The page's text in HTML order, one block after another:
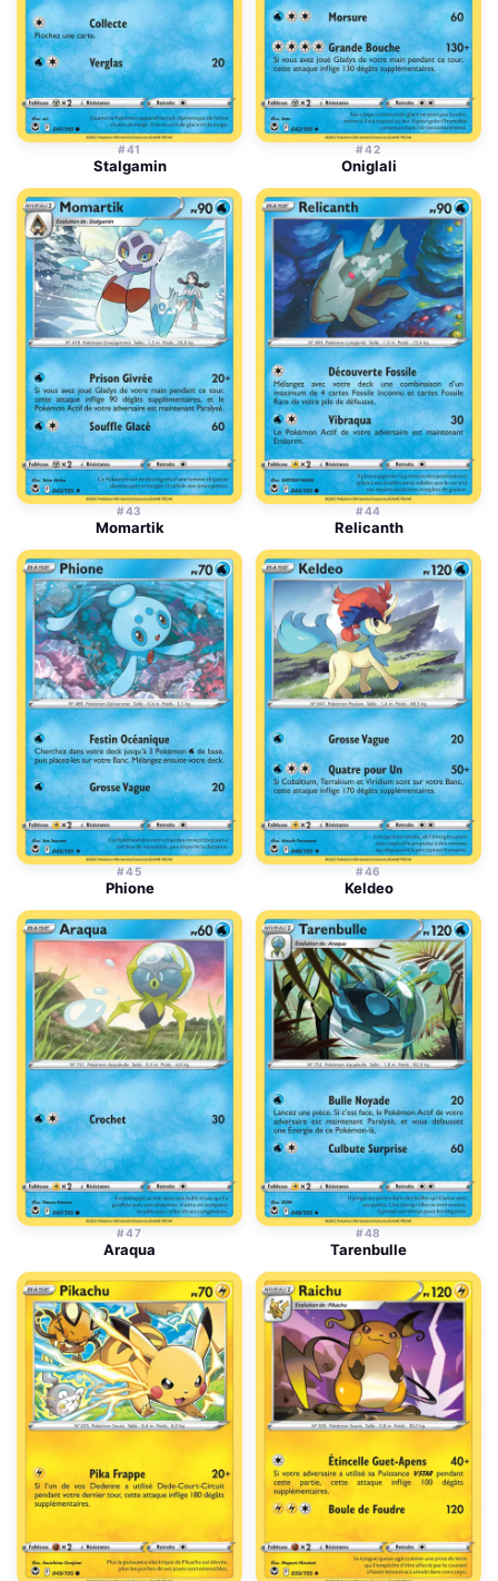
#41
Stalgamin
#42
Oniglali
#43
Momartik
#44
Relicanth
#45
Phione
#46
Keldeo
#47
Araqua
#48
Tarenbulle